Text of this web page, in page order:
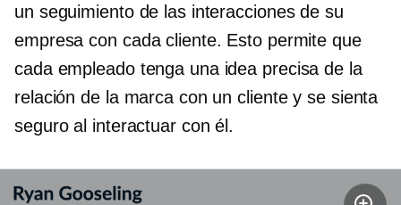
un seguimiento de las interacciones de su
empresa con cada cliente. Esto permite que
cada empleado tenga una idea precisa de la
relación de la marca con un cliente y se sienta
seguro al interactuar con él.